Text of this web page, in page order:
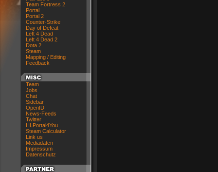
Team Fortress 2
Portal
Portal 2
Counter-Strike
Day of Defeat
Left 4 Dead
Left 4 Dead 2
Dota 2
Steam
Mapping / Editing
Feedback
Team
Jobs
Chat
Sidebar
OpenID
News-Feeds
Twitter
HLPortal4You
Steam Calculator
Link us
Mediadaten
Impressum
Datenschutz